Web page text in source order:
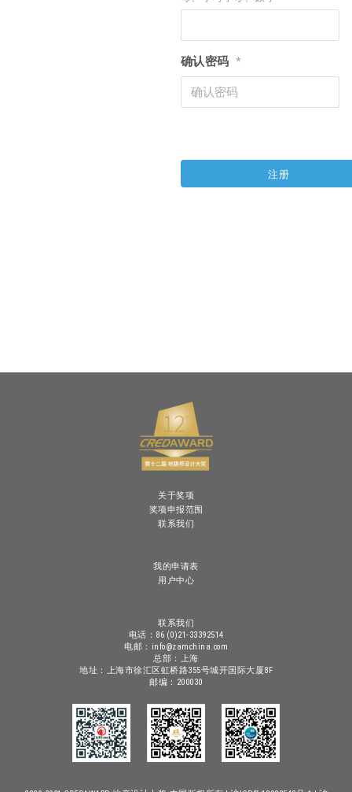
确认密码 *
关于奖项
奖项申报范围
联系我们
我的申请表
用户中心
联系我们
电话：86 (0)21-33392514
电邮：info@zamchina.com
总部：上海
地址：上海市徐汇区虹桥路355号城开国际大厦8F
邮编：200030